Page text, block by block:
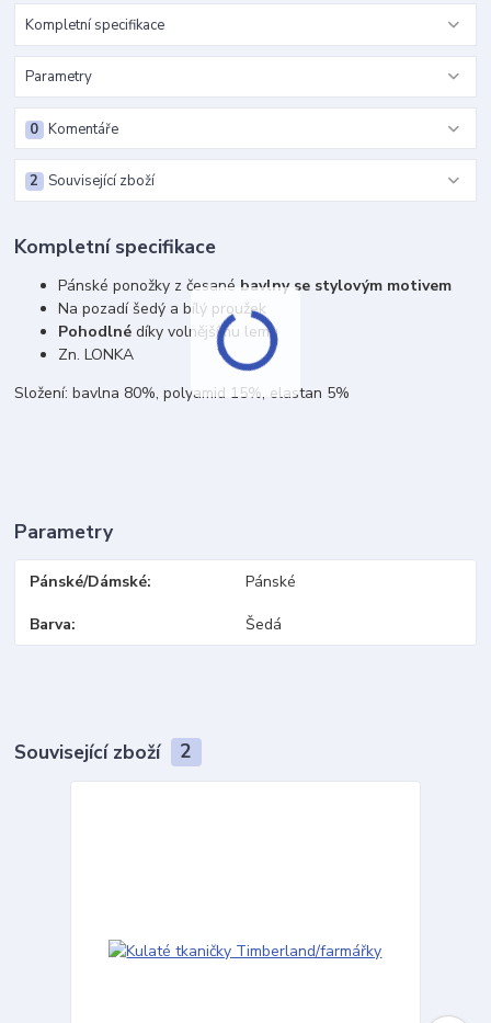
Kompletní specifikace
Parametry
Komentáře
0
Související zboží
2
Kompletní specifikace
Pánské ponožky z česané bavlny se stylovým motivem
Na pozadí šedý a bílý proužek
Pohodlné díky volnějšímu lemu
Zn. LONKA
Složení: bavlna 80%, polyamid 15%, elastan 5%
Parametry
Pánské/Dámské Pánské
Barva Šedá
Související zboží 2